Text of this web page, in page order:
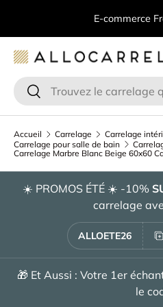
Aller au contenu ligne de
Recherche
Rechercher
Accueil Carrelage
Carrelage
Carrelage pour salle de bain
Carrelage Marbre Blanc Beige 60x60
☀️ PROMOS ÉTÉ ☀️ -10%
carrelage
ALLOETE26
🎁 Et Aussi : Votre 1er
le